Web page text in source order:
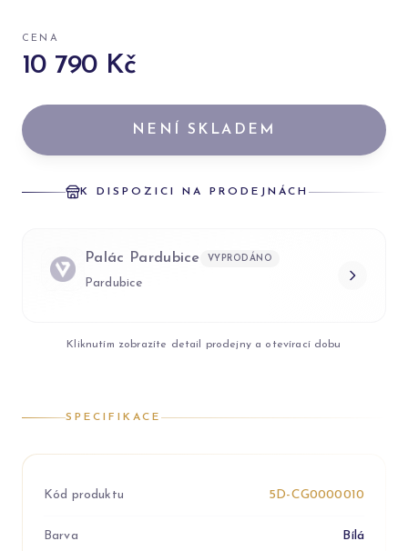
CENA
10 790 Kč
NENÍ SKLADEM
K DISPOZICI NA PRODEJNÁCH
Palác Pardubice VYPRODÁNO
Pardubice
Kliknutím zobrazíte detail prodejny a otevírací dobu
SPECIFIKACE
Kód produktu 5D-CG0000010
Barva Bílá